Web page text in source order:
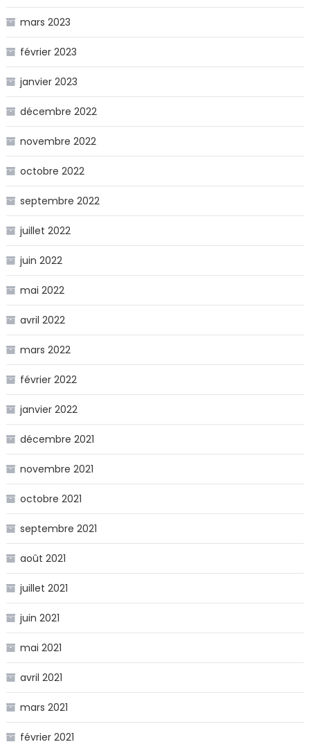
mars 2023
février 2023
janvier 2023
décembre 2022
novembre 2022
octobre 2022
septembre 2022
juillet 2022
juin 2022
mai 2022
avril 2022
mars 2022
février 2022
janvier 2022
décembre 2021
novembre 2021
octobre 2021
septembre 2021
août 2021
juillet 2021
juin 2021
mai 2021
avril 2021
mars 2021
février 2021